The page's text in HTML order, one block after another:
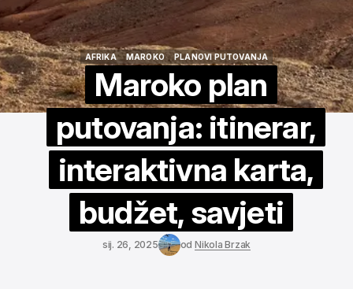
AFRIKA
AFRIKA
MAROKO
PLANOVI PUTOVANJA
Maroko plan
putovanja: itinerar,
interaktivna karta,
budžet, savjeti
sij. 26, 2025 od Nikola Brzak